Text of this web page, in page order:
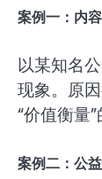
案例一：内
以某知名
现象。原
“价值衡量
案例二：公